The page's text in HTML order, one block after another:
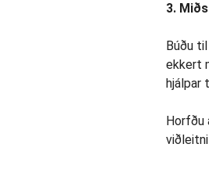
3.
Búðu
ekkert
hjálpar
Horfðu